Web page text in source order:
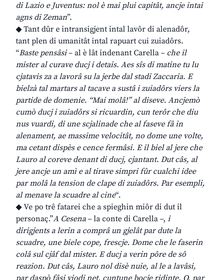
di Lazio e Juventus: nol è mai plui capitât, ancje intai
agns di Zeman”.
◆ Tant dûr e intransigjent intal lavôr di alenadôr,
tant plen di umanitât intal rapuart cui zuiadôrs.
“Baste pensâsi– al è lât indenant Carella – che il
mister al curave ducj i detais. Aes sîs di matine tu lu
cjatavis za a lavorâ su la jerbe dal stadi Zaccaria. E
bielzà tal martars al tacave a sustâ i zuiadôrs viers la
partide de domenie. “Mai molâ!” al diseve. Ancjemò
cumò ducj i zuiadôrs si ricuardin, cun terôr che diu
nus vuardi, di une scjalinade che al faseve fâ in
alenament, ae massime velocitât, no dome une volte,
ma cetant dispès e cence fermâsi. E il biel al jere che
Lauro al coreve denant di ducj, cjantant. Dut câs, al
jere ancje un amì e al tirave simpri fûr cualchi idee
par molâ la tension de clape di zuiadôrs. Par esempli,
al menave la scuadre al cine“.
◆ Ve po trê fatarei che a spieghin miôr di dut il
personaç.”A Cesena – la conte di Carella –, i
dirigjents a lerin a comprâ un gjelât par dute la
scuadre, une biele cope, frescje. Dome che le faserin
colâ sul cjâf dal mister. E ducj a verin pôre de sô
reazion. Dut câs, Lauro nol disè nuie, al le a lavâsi,